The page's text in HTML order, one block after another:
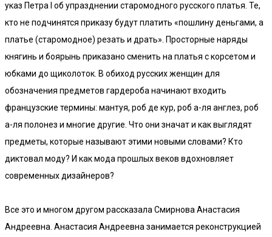
указ Петра I об упразднении старомодного русского платья. Те,
кто не подчинятся приказу будут платить «пошлину деньгами, а
платье (старомодное) резать и драть». Просторные наряды
княгинь и боярынь приказано сменить на платья с корсетом и
юбками до щиколоток. В обиход русских женщин для
обозначения предметов гардероба начинают входить
французские термины: мантуя, роб де кур, роб а-ля англез, роб
а-ля полонез и многие другие. Что они значат и как выглядят
предметы, которые называют этими новыми словами? Кто
диктовал моду? И как мода прошлых веков вдохновляет
современных дизайнеров?
Все это и многом другом рассказала Смирнова Анастасия
Андреевна. Анастасия Андреевна занимается реконструкцией